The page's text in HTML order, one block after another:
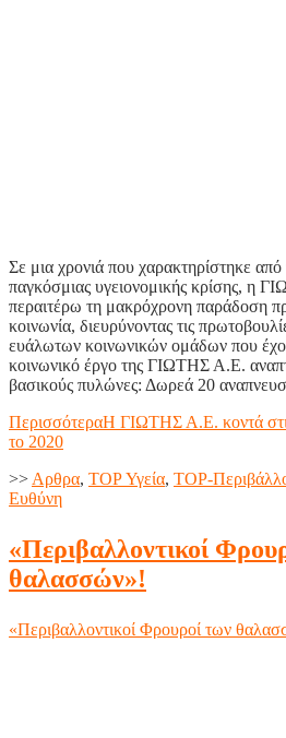
Σε μια χρονιά που χαρακτηρίστηκε από
παγκόσμιας υγειονομικής κρίσης, η
περαιτέρω τη μακρόχρονη παράδοση
κοινωνία, διευρύνοντας τις
ευάλωτων κοινωνικών ομάδων που
κοινωνικό έργο της ΓΙΩΤΗΣ Α.Ε.
βασικούς πυλώνες: Δωρεά 20
ΠερισσότεραΗ ΓΙΩΤΗΣ Α.Ε. κοντά
το 2020
>>Aρθρα, TOP Υγεία, TOP-
Ευθύνη
«Περιβαλλοντικοί
θαλασσών»!
«Περιβαλλοντικοί Φρουροί των